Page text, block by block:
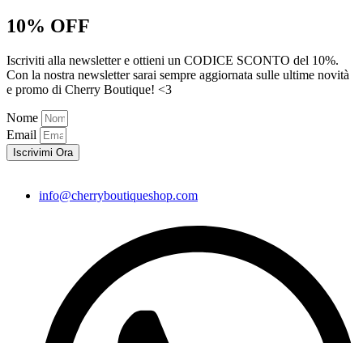
10% OFF
Iscriviti alla newsletter e ottieni un CODICE SCONTO del 10%.
Con la nostra newsletter sarai sempre aggiornata sulle ultime novità
e promo di Cherry Boutique! <3
Nome
Email
Iscrivimi Ora
info@cherryboutiqueshop.com